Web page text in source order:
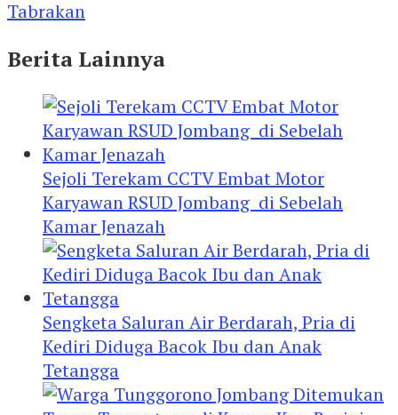
Tabrakan
Berita Lainnya
Sejoli Terekam CCTV Embat Motor
Karyawan RSUD Jombang di Sebelah
Kamar Jenazah
Sengketa Saluran Air Berdarah, Pria di
Kediri Diduga Bacok Ibu dan Anak
Tetangga